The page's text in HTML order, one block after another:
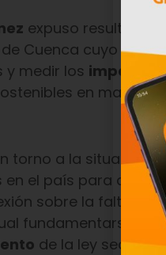
expuso resultados
Cuenca cuyo
y medir los impactos
en materia
torno a la situación
en el país para
sobre la falta de
fundamentarse y
de la ley sean